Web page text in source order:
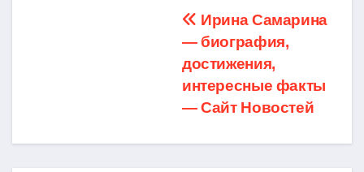
Ирина Самарина
— биография,
достижения,
интересные факты
— Сайт Новостей